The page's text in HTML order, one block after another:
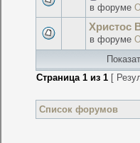
в форуме
Христос
в форуме
Страница1 из1 [
Список форумов